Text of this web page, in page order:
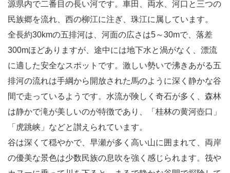
源県内で二番目の長い河です。車田、両水、河口と三つの
民族郷を流れ、西の柳江に注ぎ、珠江に属しています。
全長約30kmの五排河は、河面の広さは5～30mで、落差
300mほどありますが、途中には地下水と渦がなく、漂流
に適した安全なスポットです。激しい勢いで沸きあがる五
排河の流れは手綱から開放された馬のように深く静かな谷
間で走っているようです。水流が険しく奇石が多く、森林
は静かで滝が美しいのが特徴であり、「桂林の黄河壺口」
「虎跳峡」などと讃えられています。
谷は深くて穏やかで、早瀬が多く高い山に囲まれて、両岸
の優美な景色は少数民族の息吹を強く感じられます。筏や